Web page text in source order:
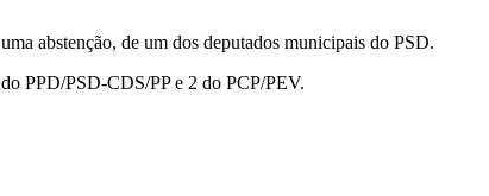
abstenção, de um dos deputados municipais do PSD.
PPD/PSD-CDS/PP e 2 do PCP/PEV.